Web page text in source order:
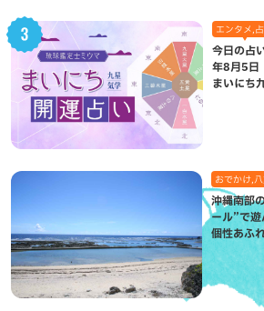
エンタメ,
今日の占
年8月5日
まいにち
おでかけ,
沖縄南部
ール”で遊
個性あふ
（八重瀬